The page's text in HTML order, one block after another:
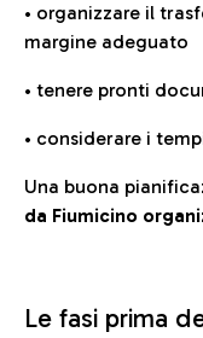
• organizzare il
margine adeguato
• tenere pronti
• considerare i
Una buona
da Fiumicino
Le fasi prima